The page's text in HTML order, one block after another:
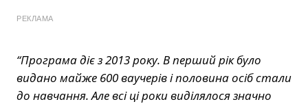
РЕКЛАМА
“Програма діє з 2013 року. В перший рік було
видано майже 600 ваучерів і половина осіб стали
до навчання. Але всі ці роки виділялося значно